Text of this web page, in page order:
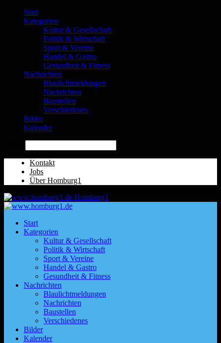
Start
Kategorien
Kultur & Gesellschaft
Politik & Wirtschaft
Sport & Vereine
Handel & Gastro
Gesundheit & Fitness
Nachrichten
Blaulichtmeldungen
Nachrichten
Baustellen
Verschiedenes
Bilder
Kalender
Kontakt
Jobs
Über Homburg1
Homburg1
Start
Kategorien
Kultur & Gesellschaft
Politik & Wirtschaft
Sport & Vereine
Handel & Gastro
Gesundheit & Fitness
Nachrichten
Blaulichtmeldungen
Nachrichten
Baustellen
Verschiedenes
Bilder
Kalender